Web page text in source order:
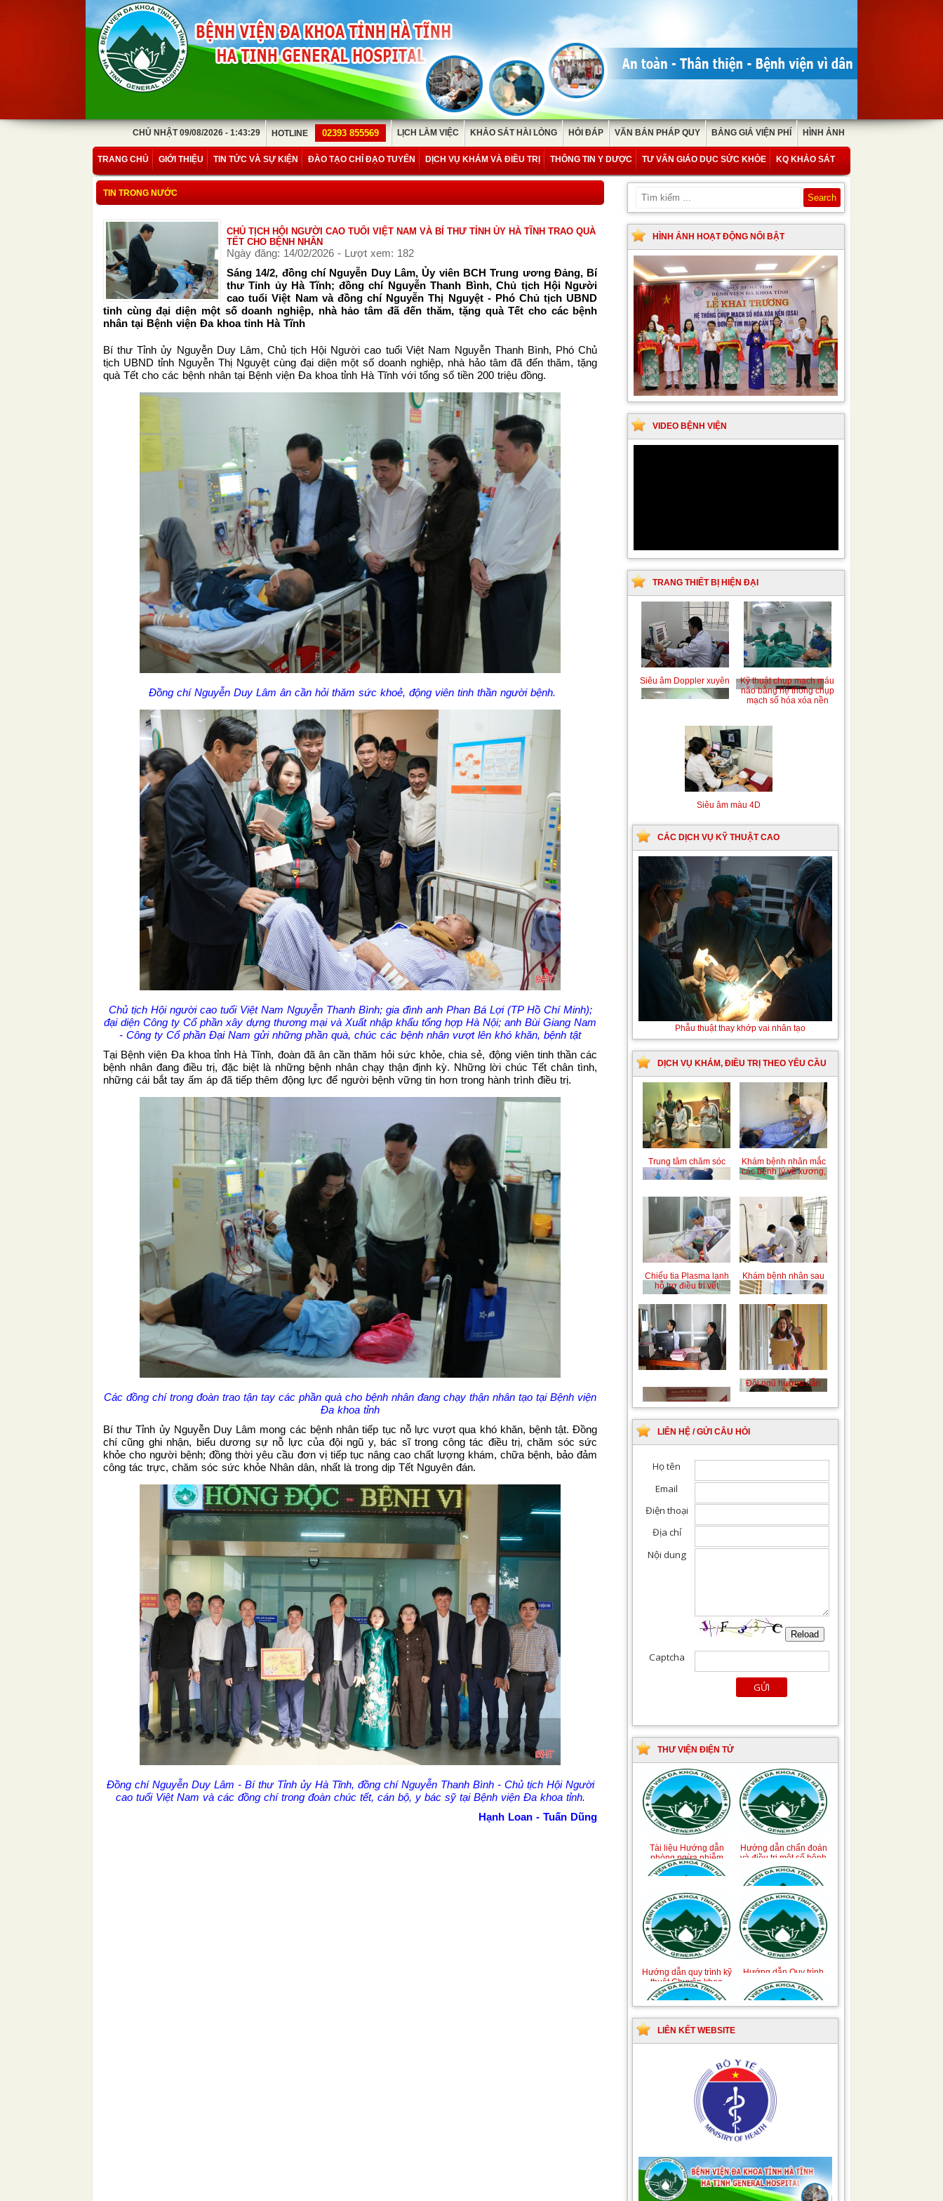
CHỦ NHẬT 09/08/2026 - 1:43:29 HOTLINE 02393 855569 LỊCH LÀM VIỆC KHẢO SÁT HÀI LÒNG HỎI ĐÁP VĂN BẢN PHÁP QUY BẢNG GIÁ VIỆN PHÍ HÌNH ẢNH
TRANG CHỦ GIỚI THIỆU TIN TỨC VÀ SỰ KIỆN ĐÀO TẠO CHỈ ĐẠO TUYẾN DỊCH VỤ KHÁM VÀ ĐIỀU TRỊ THÔNG TIN Y DƯỢC TƯ VẤN GIÁO DỤC SỨC KHỎE KQ KHẢO SÁT
TIN TRONG NƯỚC
CHỦ TỊCH HỘI NGƯỜI CAO TUỔI VIỆT NAM VÀ BÍ THƯ TỈNH ỦY HÀ TĨNH TRAO QUÀ
TẾT CHO BỆNH NHÂN
Ngày đăng: 14/02/2026 - Lượt xem: 182
Sáng 14/2, đồng chí Nguyễn Duy Lâm, Ủy viên BCH Trung ương Đảng, Bí
thư Tỉnh ủy Hà Tĩnh; đồng chí Nguyễn Thanh Bình, Chủ tịch Hội Người
cao tuổi Việt Nam và đồng chí Nguyễn Thị Nguyệt - Phó Chủ tịch UBND
tỉnh cùng đại diện một số doanh nghiệp, nhà hảo tâm đã đến thăm, tặng quà Tết cho các bệnh
nhân tại Bệnh viện Đa khoa tỉnh Hà Tĩnh
Bí thư Tỉnh ủy Nguyễn Duy Lâm, Chủ tịch Hội Người cao tuổi Việt Nam Nguyễn Thanh Bình, Phó Chủ
tịch UBND tỉnh Nguyễn Thị Nguyệt cùng đại diện một số doanh nghiệp, nhà hảo tâm đã đến thăm, tặng
quà Tết cho các bệnh nhân tại Bệnh viện Đa khoa tỉnh Hà Tĩnh với tổng số tiền 200 triệu đồng.
Đồng chí Nguyễn Duy Lâm ân cần hỏi thăm sức khoẻ, động viên tinh thần người bệnh.
Chủ tịch Hội người cao tuổi Việt Nam Nguyễn Thanh Bình; gia đình anh Phan Bá Lợi (TP Hồ Chí Minh);
đại diện Công ty Cổ phần xây dựng thương mại và Xuất nhập khẩu tổng hợp Hà Nội; anh Bùi Giang Nam
- Công ty Cổ phần Đại Nam gửi những phần quà, chúc các bệnh nhân vượt lên khó khăn, bệnh tật
Tại Bệnh viện Đa khoa tỉnh Hà Tĩnh, đoàn đã ân cần thăm hỏi sức khỏe, chia sẻ, động viên tinh thần các
bệnh nhân đang điều trị, đặc biệt là những bệnh nhân chạy thận định kỳ. Những lời chúc Tết chân tình,
những cái bắt tay ấm áp đã tiếp thêm động lực để người bệnh vững tin hơn trong hành trình điều trị.
Các đồng chí trong đoàn trao tận tay các phần quà cho bệnh nhân đang chạy thận nhân tạo tại Bệnh viện
Đa khoa tỉnh
Bí thư Tỉnh ủy Nguyễn Duy Lâm mong các bệnh nhân tiếp tục nỗ lực vượt qua khó khăn, bệnh tật. Đồng
chí cũng ghi nhận, biểu dương sự nỗ lực của đội ngũ y, bác sĩ trong công tác điều trị, chăm sóc sức
khỏe cho người bệnh; đồng thời yêu cầu đơn vị tiếp tục nâng cao chất lượng khám, chữa bệnh, bảo đảm
công tác trực, chăm sóc sức khỏe Nhân dân, nhất là trong dịp Tết Nguyên đán.
Đồng chí Nguyễn Duy Lâm - Bí thư Tỉnh ủy Hà Tĩnh, đồng chí Nguyễn Thanh Bình - Chủ tịch Hội Người
cao tuổi Việt Nam và các đồng chí trong đoàn chúc tết, cán bộ, y bác sỹ tại Bệnh viện Đa khoa tỉnh.
Hạnh Loan - Tuấn Dũng
HÌNH ẢNH HOẠT ĐỘNG NỔI BẬT
VIDEO BỆNH VIỆN
TRANG THIẾT BỊ HIỆN ĐẠI
Siêu âm Doppler xuyên
sọ
Kỹ thuật chụp mạch máu
não bằng hệ thống chụp
mạch số hóa xóa nền
Siêu âm màu 4D
CÁC DỊCH VỤ KỸ THUẬT CAO
Thay máu sơ sinh do bất đồng nhóm máu
DỊCH VỤ KHÁM, ĐIỀU TRỊ THEO YÊU CẦU
Trung tâm chăm sóc
mẹ bầu và sau sinh
Khám bệnh nhân mắc
các bệnh lý về xương,
khớp
Chiếu tia Plasma lạnh
hỗ trợ điều trị vết
thương
Khám bệnh nhân sau
phẫu thuật
Đội ngũ hướng dẫn
chuyên nghiệp, tận tình
LIÊN HỆ / GỬI CÂU HỎI
THƯ VIỆN ĐIỆN TỬ
Tài liệu Hướng dẫn
phòng ngừa nhiễm
khuẩn vết mổ
Hướng dẫn chẩn đoán
và điều trị một số bệnh
truyền nhiễm
Hướng dẫn quy trình kỹ
thuật Chuyên khoa
Phẫu thuật Tiết niệu
Hướng dẫn Quy trình
kỹ thuật Nhi khoa
LIÊN KẾT WEBSITE